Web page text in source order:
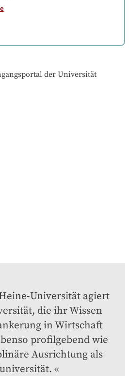
Universität agiert
die ihr Wissen
in Wirtschaft
profilgebend wie
Ausrichtung als